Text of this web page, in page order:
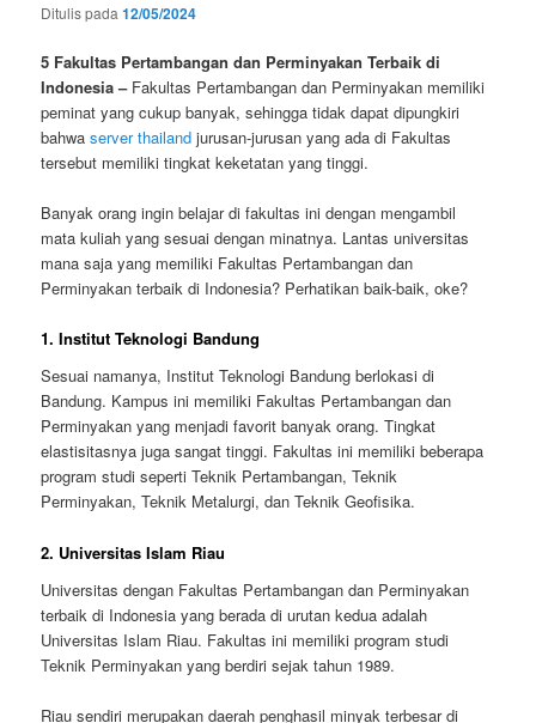
Ditulis pada12/05/2024
5 Fakultas Pertambangan dan Perminyakan Terbaik di
Indonesia –Fakultas Pertambangan dan Perminyakan memiliki
peminat yang cukup banyak, sehingga tidak dapat dipungkiri
bahwaserver thailand jurusan-jurusan yang ada di Fakultas
tersebut memiliki tingkat keketatan yang tinggi.
Banyak orang ingin belajar di fakultas ini dengan mengambil
mata kuliah yang sesuai dengan minatnya. Lantas universitas
mana saja yang memiliki Fakultas Pertambangan dan
Perminyakan terbaik di Indonesia? Perhatikan baik-baik, oke?
1. Institut Teknologi Bandung
Sesuai namanya, Institut Teknologi Bandung berlokasi di
Bandung. Kampus ini memiliki Fakultas Pertambangan dan
Perminyakan yang menjadi favorit banyak orang. Tingkat
elastisitasnya juga sangat tinggi. Fakultas ini memiliki beberapa
program studi seperti Teknik Pertambangan, Teknik
Perminyakan, Teknik Metalurgi, dan Teknik Geofisika.
2. Universitas Islam Riau
Universitas dengan Fakultas Pertambangan dan Perminyakan
terbaik di Indonesia yang berada di urutan kedua adalah
Universitas Islam Riau. Fakultas ini memiliki program studi
Teknik Perminyakan yang berdiri sejak tahun 1989.
Riau sendiri merupakan daerah penghasil minyak terbesar di